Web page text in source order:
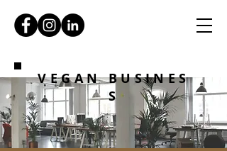
VEGAN BUSINES
S